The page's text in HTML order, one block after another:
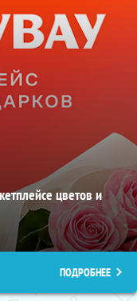
цветов и
ПОДРОБНЕЕ